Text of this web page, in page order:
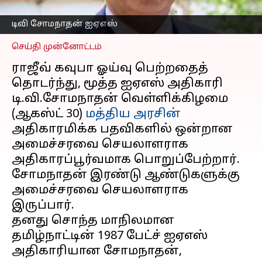
டிவி சோமநாதன் ஐஏஎஸ்
Sekar Chinnappan Aug 30, 2024 07:41 pm
செய்தி முன்னோட்டம்
ராஜீவ் கவுபா ஓய்வு பெற்றதைத்
தொடர்ந்து, மூத்த ஐஏஎஸ் அதிகாரி
டி.வி.சோமநாதன் வெள்ளிக்கிழமை
(ஆகஸ்ட் 30) மத்திய அரசின்
அதிகாரமிக்க பதவிகளில் ஒன்றான
அமைச்சரவை செயலாளராக
அதிகாரப்பூர்வமாக பொறுப்பேற்றார்.
சோமநாதன் இரண்டு ஆண்டுகளுக்கு
அமைச்சரவை செயலாளராக
இருப்பார்.
தனது சொந்த மாநிலமான
தமிழ்நாட்டின் 1987 பேட்ச் ஐஏஎஸ்
அதிகாரியான சோமநாதன்,